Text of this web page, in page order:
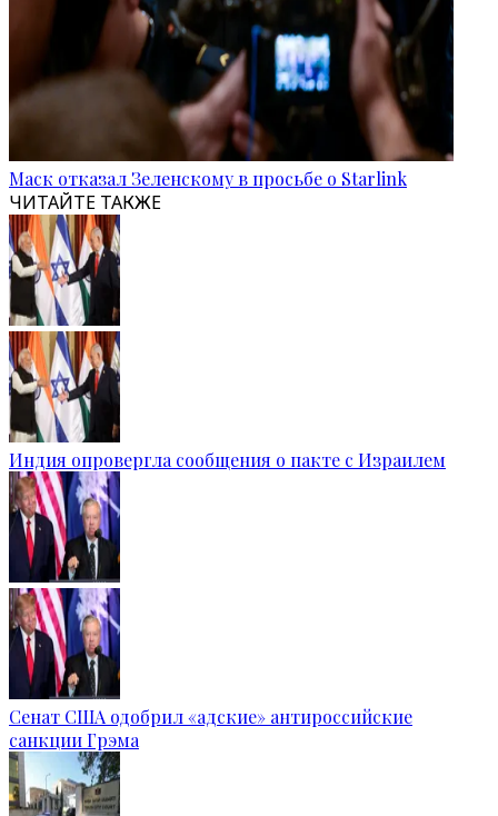
Маск отказал Зеленскому в просьбе о Starlink
ЧИТАЙТЕ ТАКЖЕ
Индия опровергла сообщения о пакте с Израилем
Сенат США одобрил «адские» антироссийские
санкции Грэма